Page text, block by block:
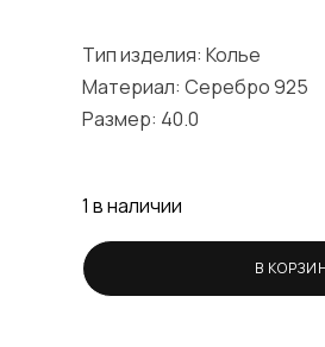
Тип изделия: Колье
Материал: Серебро 925
Размер: 40.0
1 в наличии
В